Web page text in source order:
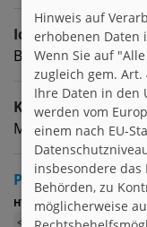
Ich suche
Brieffreunde (w)
Kontaktart
Mailfreundschaft |
Profil verlinken
HTML:
Hinweis auf
erhobenen Daten
Wenn Sie auf
zugleich gem. Art.
Ihre Daten in den
werden vom
einem nach EU-
insbesondere das
Behörden, zu
möglicherweise